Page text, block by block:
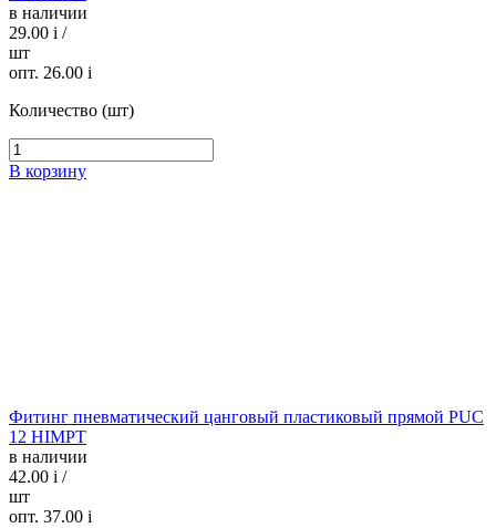
в наличии
29.00 i /
шт
опт. 26.00 i
Количество (шт)
В корзину
Фитинг пневматический цанговый пластиковый прямой PUC
12 HIMPT
в наличии
42.00 i /
шт
опт. 37.00 i